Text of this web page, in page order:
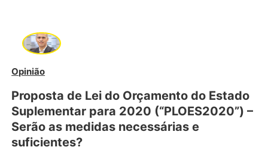
Opinião
Proposta de Lei do Orçamento do Estado
Suplementar para 2020 (“PLOES2020”) –
Serão as medidas necessárias e
suficientes?